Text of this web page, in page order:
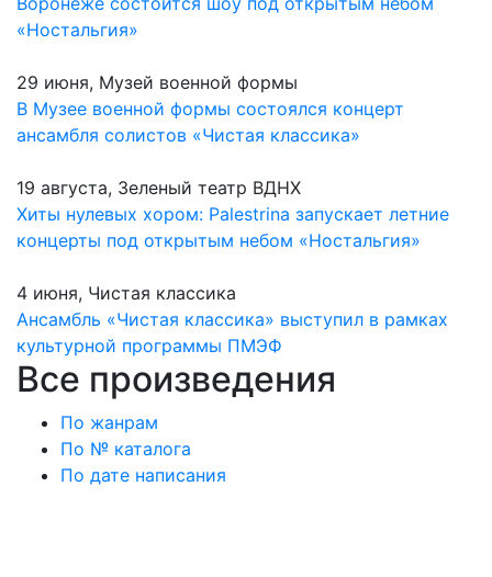
«Ностальгия»
29 июня, Музей военной формы
В Музее военной формы состоялся концерт
ансамбля солистов «Чистая классика»
19 августа, Зеленый театр ВДНХ
Хиты нулевых хором: Palestrina запускает летние
концерты под открытым небом «Ностальгия»
4 июня, Чистая классика
Ансамбль «Чистая классика» выступил в рамках
культурной программы ПМЭФ
Все произведения
По жанрам
По № каталога
По дате написания